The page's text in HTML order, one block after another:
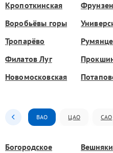
Кропоткинская
Воробьёвы горы
Тропарёво
Филатов Луг
Новомосковская
ВАО ЦАО САО
Богородское Вешняки